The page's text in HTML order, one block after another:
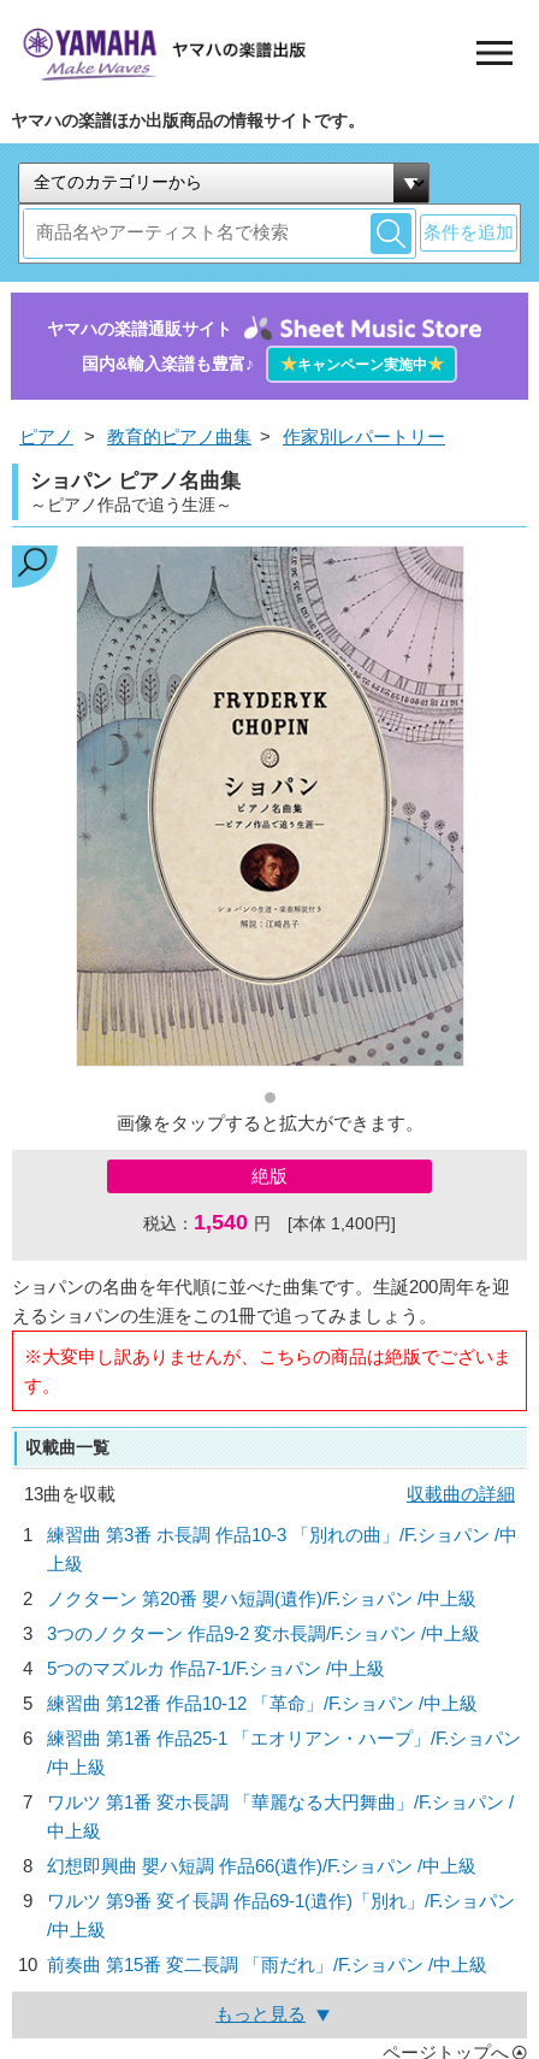
ヤマハの楽譜ほか出版商品の情報サイトです。
条件を追加
ヤマハの楽譜通販サイト
国内&輸入楽譜も豊富♪
★キャンペーン実施中★
ピアノ > 教育的ピアノ曲集 > 作家別レパートリー
ショパン ピアノ名曲集
～ピアノ作品で追う生涯～
画像をタップすると拡大ができます。
絶版
税込： 1,540 円 [本体 1,400円]
ショパンの名曲を年代順に並べた曲集です。生誕200周年を迎
えるショパンの生涯をこの1冊で追ってみましょう。
※大変申し訳ありませんが、こちらの商品は絶版でございま
す。
収載曲一覧
13曲を収載
収載曲の詳細
1
練習曲 第3番 ホ長調 作品10-3 「別れの曲」/F.ショパン /中
上級
2
ノクターン 第20番 嬰ハ短調(遺作)/F.ショパン /中上級
3
3つのノクターン 作品9-2 変ホ長調/F.ショパン /中上級
4
5つのマズルカ 作品7-1/F.ショパン /中上級
5
練習曲 第12番 作品10-12 「革命」/F.ショパン /中上級
6
練習曲 第1番 作品25-1 「エオリアン・ハープ」/F.ショパン
/中上級
7
ワルツ 第1番 変ホ長調 「華麗なる大円舞曲」/F.ショパン /
中上級
8
幻想即興曲 嬰ハ短調 作品66(遺作)/F.ショパン /中上級
9
ワルツ 第9番 変イ長調 作品69-1(遺作)「別れ」/F.ショパン
/中上級
10 前奏曲 第15番 変二長調 「雨だれ」/F.ショパン /中上級
もっと見る
ページトップへ